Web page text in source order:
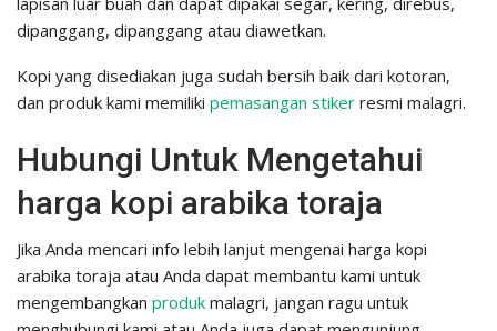
dipanggang, dipanggang atau diawetkan.
Kopi yang disediakan juga sudah bersih baik dari kotoran,
dan produk kami memiliki pemasangan stiker resmi malagri.
Hubungi Untuk Mengetahui
harga kopi arabika toraja
Jika Anda mencari info lebih lanjut mengenai harga kopi
arabika toraja atau Anda dapat membantu kami untuk
mengembangkan produk malagri, jangan ragu untuk